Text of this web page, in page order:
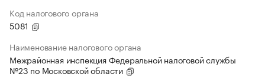
Код налогового органа
5081
Наименование налогового органа
Межрайонная инспекция Федеральной налоговой службы
№23 по Московской области